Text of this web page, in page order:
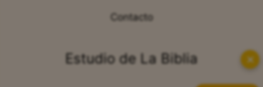
Contacto
Estudio de La Biblia ✕